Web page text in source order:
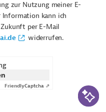
zur Nutzung meiner E-
Information kann ich
per E-Mail
widerrufen.
FriendlyCaptcha ⇗ KI-